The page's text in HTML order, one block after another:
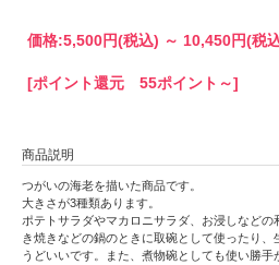
価格:5,500円(税込) ～ 10,450円(税
[ポイント還元 55ポイント～]
商品説明
つがいの海老を描いた商品です。
大きさが3種類あります。
ポテトサラダやマカロニサラダ、お浸しなど
き焼きなどの鍋のときに取碗として使ったり、
うどいいです。また、煮物碗としても使い勝手